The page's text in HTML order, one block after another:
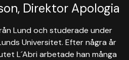
Direktor Apologia
Lund och studerade under
Universitet. Efter några år
L´Abri arbetade han många